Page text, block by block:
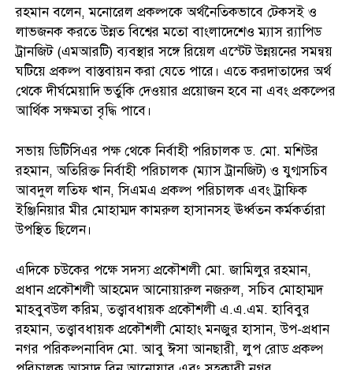
রহমান বলেন, মনোরেল প্রকল্পকে অর্থনৈতিকভাবে টেকসই ও
লাভজনক করতে উন্নত বিশ্বের মতো বাংলাদেশেও ম্যাস র‌্যাপিড
ট্রানজিট (এমআরটি) ব্যবস্থার সঙ্গে রিয়েল এস্টেট উন্নয়নের সমন্বয়
ঘটিয়ে প্রকল্প বাস্তবায়ন করা যেতে পারে। এতে করদাতাদের অর্থ
থেকে দীর্ঘমেয়াদি ভর্তুকি দেওয়ার প্রয়োজন হবে না এবং প্রকল্পের
আর্থিক সক্ষমতা বৃদ্ধি পাবে।
সভায় ডিটিসিএর পক্ষ থেকে নির্বাহী পরিচালক ড. মো. মশিউর
রহমান, অতিরিক্ত নির্বাহী পরিচালক (ম্যাস ট্রানজিট) ও যুগ্মসচিব
আবদুল লতিফ খান, সিএমএ প্রকল্প পরিচালক এবং ট্রাফিক
ইঞ্জিনিয়ার মীর মোহাম্মদ কামরুল হাসানসহ ঊর্ধ্বতন কর্মকর্তারা
উপস্থিত ছিলেন।
এদিকে চউকের পক্ষে সদস্য প্রকৌশলী মো. জামিলুর রহমান,
প্রধান প্রকৌশলী আহমেদ আনোয়ারুল নজরুল, সচিব মোহাম্মদ
মাহবুবউল করিম, তত্ত্বাবধায়ক প্রকৌশলী এ.এ.এম. হাবিবুর
রহমান, তত্ত্বাবধায়ক প্রকৌশলী মোহাং মনজুর হাসান, উপ-প্রধান
নগর পরিকল্পনাবিদ মো. আবু ঈসা আনছারী, লুপ রোড প্রকল্প